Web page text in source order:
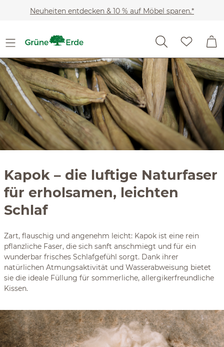
Zum Hauptinhalt springen
Neuheiten entdecken & 10 % auf Möbel sparen.*
Kapok – die luftige Naturfaser
für erholsamen, leichten
Schlaf
Zart, flauschig und angenehm leicht: Kapok ist eine rein
pflanzliche Faser, die sich sanft anschmiegt und für ein
wunderbar frisches Schlafgefühl sorgt. Dank ihrer
natürlichen Atmungsaktivität und Wasserabweisung bietet
sie die ideale Füllung für sommerliche, allergikerfreundliche
Kissen.